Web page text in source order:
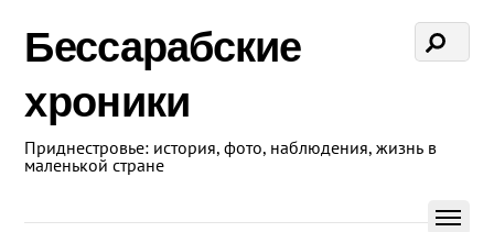
Бессарабские
хроники
Приднестровье: история, фото, наблюдения, жизнь в
маленькой стране